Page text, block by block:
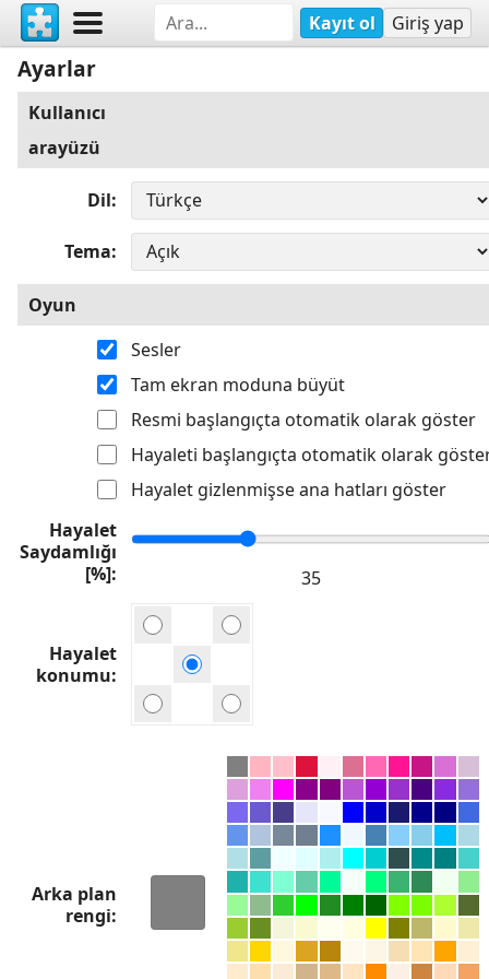
Kayıt ol Giriş yap
Ayarlar
Kullanıcı
arayüzü
Dil
Tema
Oyun
Sesler
Tam ekran moduna büyüt
Resmi başlangıçta otomatik olarak göster
Hayaleti başlangıçta otomatik olarak
Hayalet gizlenmişse ana hatları göster
Hayalet
Saydamlığı
[%]
Hayalet
konumu
Arka plan
rengi